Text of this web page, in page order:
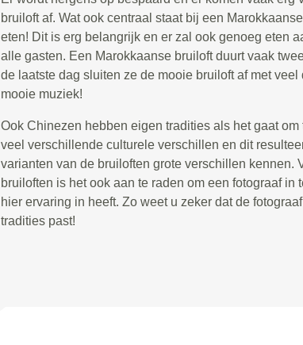
bruiloft af. Wat ook centraal staat bij een
eten! Dit is erg belangrijk en er zal ook genoeg eten
alle gasten. Een Marokkaanse bruiloft duurt vaak
de laatste dag sluiten ze de mooie bruiloft af met veel
mooie muziek!
Ook Chinezen hebben eigen tradities als het gaat om
veel verschillende culturele verschillen en dit
varianten van de bruiloften grote verschillen kennen.
bruiloften is het ook aan te raden om een fotograaf in
hier ervaring in heeft. Zo weet u zeker dat de
tradities past!